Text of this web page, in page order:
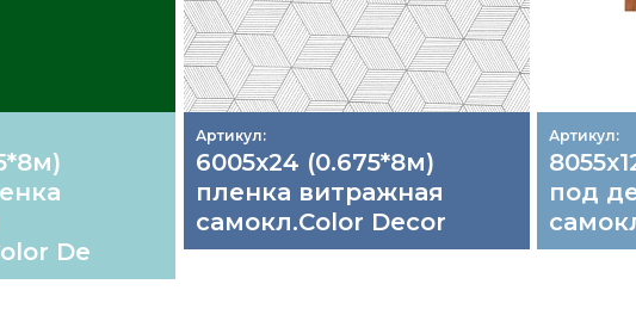
De
Артикул:
6005х24 (0.675*8м)
пленка витражная
самокл.Color Decor
Артикул:
под